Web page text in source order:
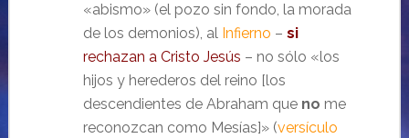
«abismo» (el pozo sin fondo, la morada
de los demonios), al Infierno – si
rechazan a Cristo Jesús – no sólo «los
hijos y herederos del reino [los
descendientes de Abraham que no me
reconozcan como Mesías]» (versículo